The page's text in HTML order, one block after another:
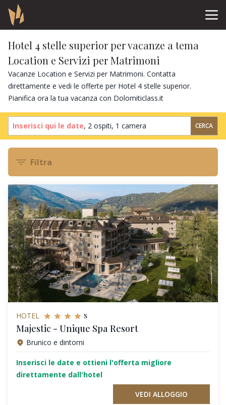
Hotel 4 stelle superior per vacanze a tema
Location e Servizi per Matrimoni
Vacanze Location e Servizi per Matrimoni. Contatta
direttamente e vedi le offerte per Hotel 4 stelle superior.
Pianifica ora la tua vacanza con Dolomiticlass.it
Inserisci qui le date, 2 ospiti, 1 camera CERCA
Filtra
HOTEL s
Majestic - Unique Spa Resort
Brunico e dintorni
Inserisci le date e ottieni l'offerta migliore
direttamente dall'hotel
VEDI ALLOGGIO